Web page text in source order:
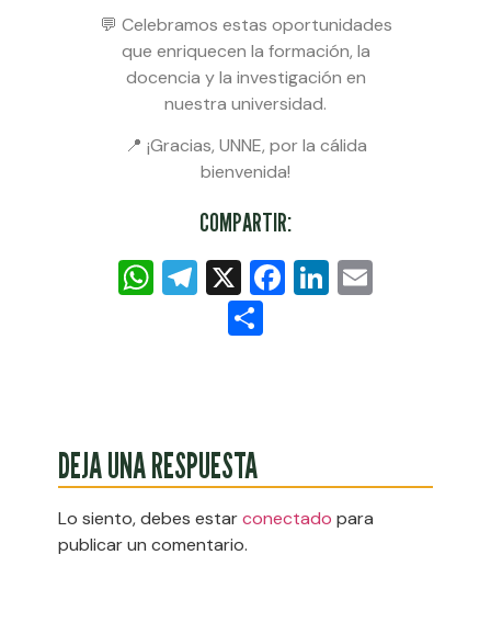
💬 Celebramos estas oportunidades
que enriquecen la formación, la
docencia y la investigación en
nuestra universidad.
📍 ¡Gracias, UNNE, por la cálida
bienvenida!
COMPARTIR:
WhatsApp
Telegram
X Facebook
LinkedIn
DEJA UNA RESPUESTA
Lo siento, debes estarconectado para
publicar un comentario.